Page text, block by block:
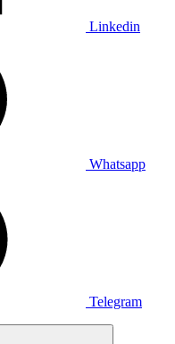
Linkedin
Whatsapp
Telegram